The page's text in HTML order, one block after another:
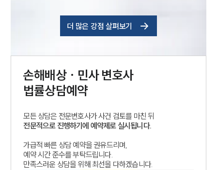
더 많은 강점 살펴보기
손해배상 · 민사변호사
법률상담예약
모든 상담은 전문변호사가 사건 검토를 마친 뒤
전문적으로 진행하기에 예약제로 실시됩니다.
가급적 빠른 상담 예약을 권유드리며,
예약 시간 준수를 부탁드립니다.
만족스러운 상담을 위해 최선을 다하겠습니다.